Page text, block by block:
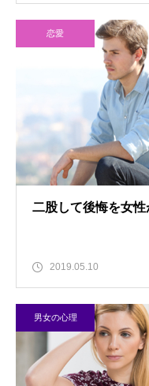
恋愛
二股して後悔を女
2019.05.10
男女の心理